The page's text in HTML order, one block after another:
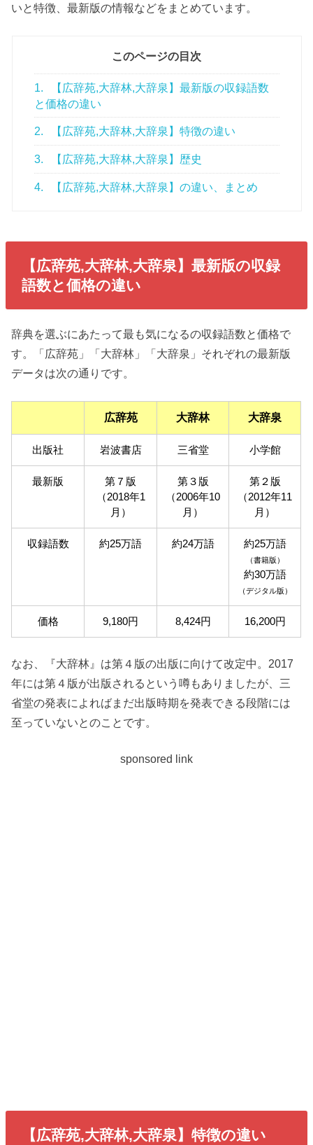
いと特徴、最新版の情報などをまとめています。
このページの目次
1.
【広辞苑,大辞林,大辞泉】最新版の収録語数
と価格の違い
2. 【広辞苑,大辞林,大辞泉】特徴の違い
3. 【広辞苑,大辞林,大辞泉】歴史
4. 【広辞苑,大辞林,大辞泉】の違い、まとめ
【広辞苑,大辞林,大辞泉】最新版の収録
語数と価格の違い
辞典を選ぶにあたって最も気になるの収録語数と価格で
す。「広辞苑」「大辞林」「大辞泉」それぞれの最新版
データは次の通りです。
広辞苑 大辞林 大辞泉
出版社 岩波書店 三省堂 小学館
最新版
第７版
（2018年1
月）
第３版
（2006年10
月）
第２版
（2012年11
月）
収録語数 約25万語 約24万語 約25万語
（書籍版）
約30万語
（デジタル版）
価格 9,180円 8,424円 16,200円
なお、『大辞林』は第４版の出版に向けて改定中。2017
年には第４版が出版されるという噂もありましたが、三
省堂の発表によればまだ出版時期を発表できる段階には
至っていないとのことです。
sponsored link
【広辞苑,大辞林,大辞泉】特徴の違い